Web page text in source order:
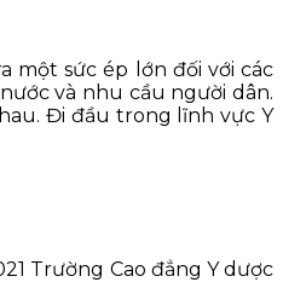
sức ép lớn đối với các
và nhu cầu người dân.
Đi đầu trong lĩnh vực Y
Trường Cao đẳng Y dược